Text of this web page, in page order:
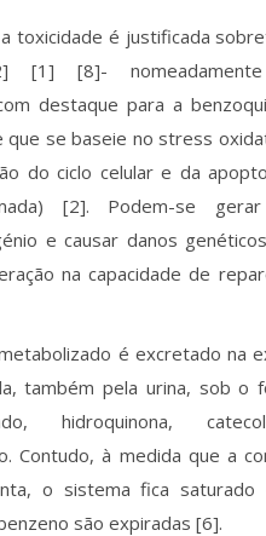
toxicidade é justificada
[1] [8]-
destaque para a
que se baseie no stress
do ciclo celular e da
[2]. Podem-se
e causar danos
na capacidade de
é excretado na
também pela urina, sob o
hidroquinona,
Contudo, à medida que a
o sistema fica saturado
são expiradas [6].